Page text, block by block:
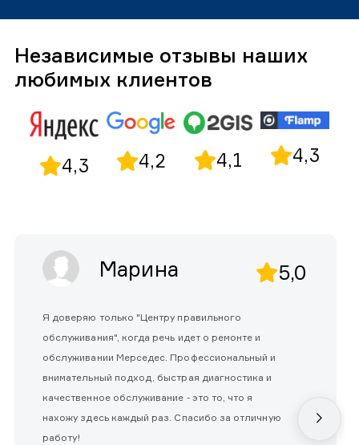
Независимые отзывы наших
любимых клиентов
4,3 4,2 4,1 4,3
Марина 5,0
Я доверяю только "Центру правильного
обслуживания", когда речь идет о ремонте и
обслуживании Мерседес. Профессиональный и
внимательный подход, быстрая диагностика и
качественное обслуживание - это то, что я
нахожу здесь каждый раз. Спасибо за отличную
работу!